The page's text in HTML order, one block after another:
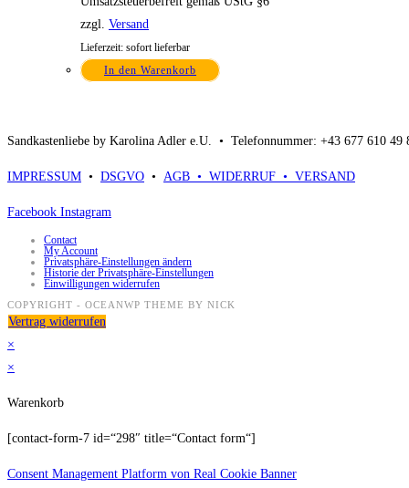
zzgl. Versand
Lieferzeit: sofort lieferbar
In den Warenkorb
Sandkastenliebe by Karolina Adler e.U. • Telefonnummer: +43 677 610
IMPRESSUM • DSGVO • AGB • WIDERRUF • VERSAND
Facebook Instagram
Contact
My Account
Privatsphäre-Einstellungen ändern
Historie der Privatsphäre-Einstellungen
Einwilligungen widerrufen
COPYRIGHT - OCEANWP THEME BY NICK
Vertrag widerrufen
×
×
Warenkorb
[contact-form-7 id=“298″ title=“Contact form“]
Consent Management Platform von Real Cookie Banner